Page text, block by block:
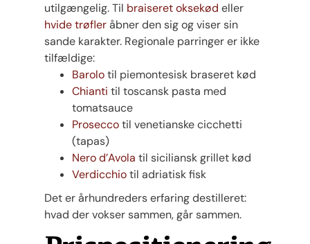
utilgængelig. Til braiseret oksekød eller
hvide trøfleråbner den sig og viser sin
sande karakter. Regionale parringer er ikke
tilfældige:
Barolotil piemontesisk braseret kød
Chianti til toscansk pasta med
tomatsauce
Proseccotil venetianske cicchetti
(tapas)
Nero d’Avola til siciliansk grillet kød
Verdicchiotil adriatisk fisk
Det er århundreders erfaring destilleret:
hvad der vokser sammen, går sammen.